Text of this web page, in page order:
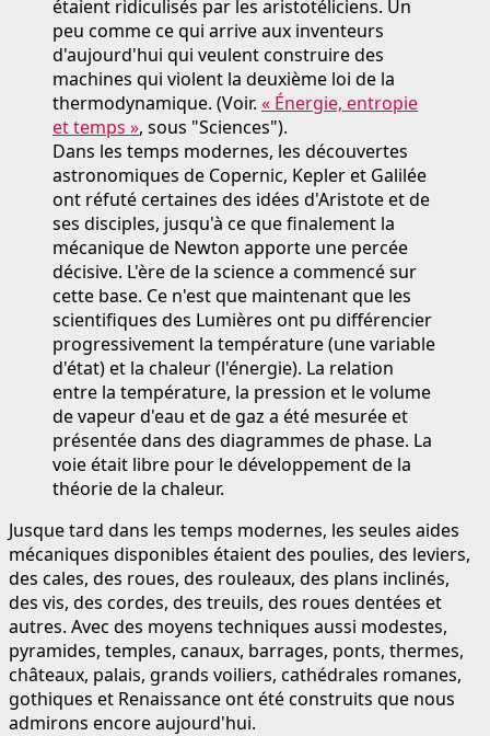
étaient ridiculisés par les aristotéliciens. Un
peu comme ce qui arrive aux inventeurs
d'aujourd'hui qui veulent construire des
machines qui violent la deuxième loi de la
thermodynamique. (Voir. « Énergie, entropie
et temps », sous "Sciences").
Dans les temps modernes, les découvertes
astronomiques de Copernic, Kepler et Galilée
ont réfuté certaines des idées d'Aristote et de
ses disciples, jusqu'à ce que finalement la
mécanique de Newton apporte une percée
décisive. L'ère de la science a commencé sur
cette base. Ce n'est que maintenant que les
scientifiques des Lumières ont pu différencier
progressivement la température (une variable
d'état) et la chaleur (l'énergie). La relation
entre la température, la pression et le volume
de vapeur d'eau et de gaz a été mesurée et
présentée dans des diagrammes de phase. La
voie était libre pour le développement de la
théorie de la chaleur.
Jusque tard dans les temps modernes, les seules aides
mécaniques disponibles étaient des poulies, des leviers,
des cales, des roues, des rouleaux, des plans inclinés,
des vis, des cordes, des treuils, des roues dentées et
autres. Avec des moyens techniques aussi modestes,
pyramides, temples, canaux, barrages, ponts, thermes,
châteaux, palais, grands voiliers, cathédrales romanes,
gothiques et Renaissance ont été construits que nous
admirons encore aujourd'hui.